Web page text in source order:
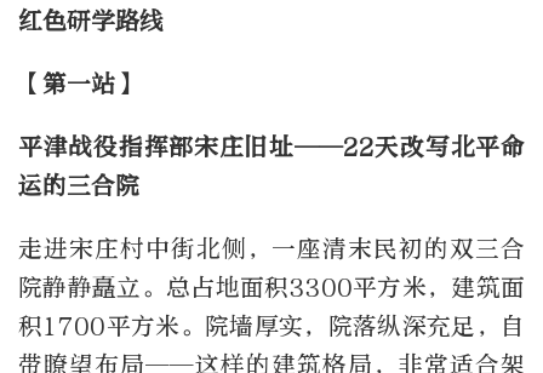
红色研学路线
【第一站】
平津战役指挥部宋庄旧址——22天改写北平命
运的三合院
走进宋庄村中街北侧，一座清末民初的双三合
院静静矗立。总占地面积3300平方米，建筑面
积1700平方米。院墙厚实，院落纵深充足，自
带瞭望布局——这样的建筑格局，非常适合架